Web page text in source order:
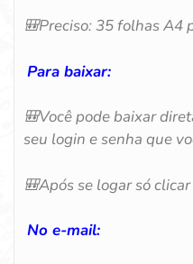
🎒Preciso: 35 folhas A4
Para baixar:
🎒Você pode baixar
seu login e senha que
🎒Após se logar só
No e-mail: